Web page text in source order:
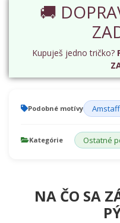
🚚
Kupuješ jedno tričko?
Podobné motívy Amstaff
Kategórie Ostatné
NA ČO SA